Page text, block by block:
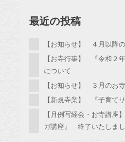
最近の投稿
【お知らせ】 ４月以降
【お寺行事】 『令和２
について
【お知らせ】 ３月のお
【新規寺業】 『子育て
【月例写経会・お寺講座
ガ講座』 終了いたしまし